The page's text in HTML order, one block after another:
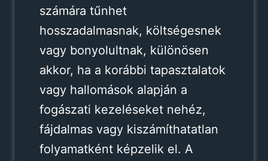
számára tűnhet
hosszadalmasnak, költségesnek
vagy bonyolultnak, különösen
akkor, ha a korábbi tapasztalatok
vagy hallomások alapján a
fogászati kezeléseket nehéz,
fájdalmas vagy kiszámíthatatlan
folyamatként képzelik el. A